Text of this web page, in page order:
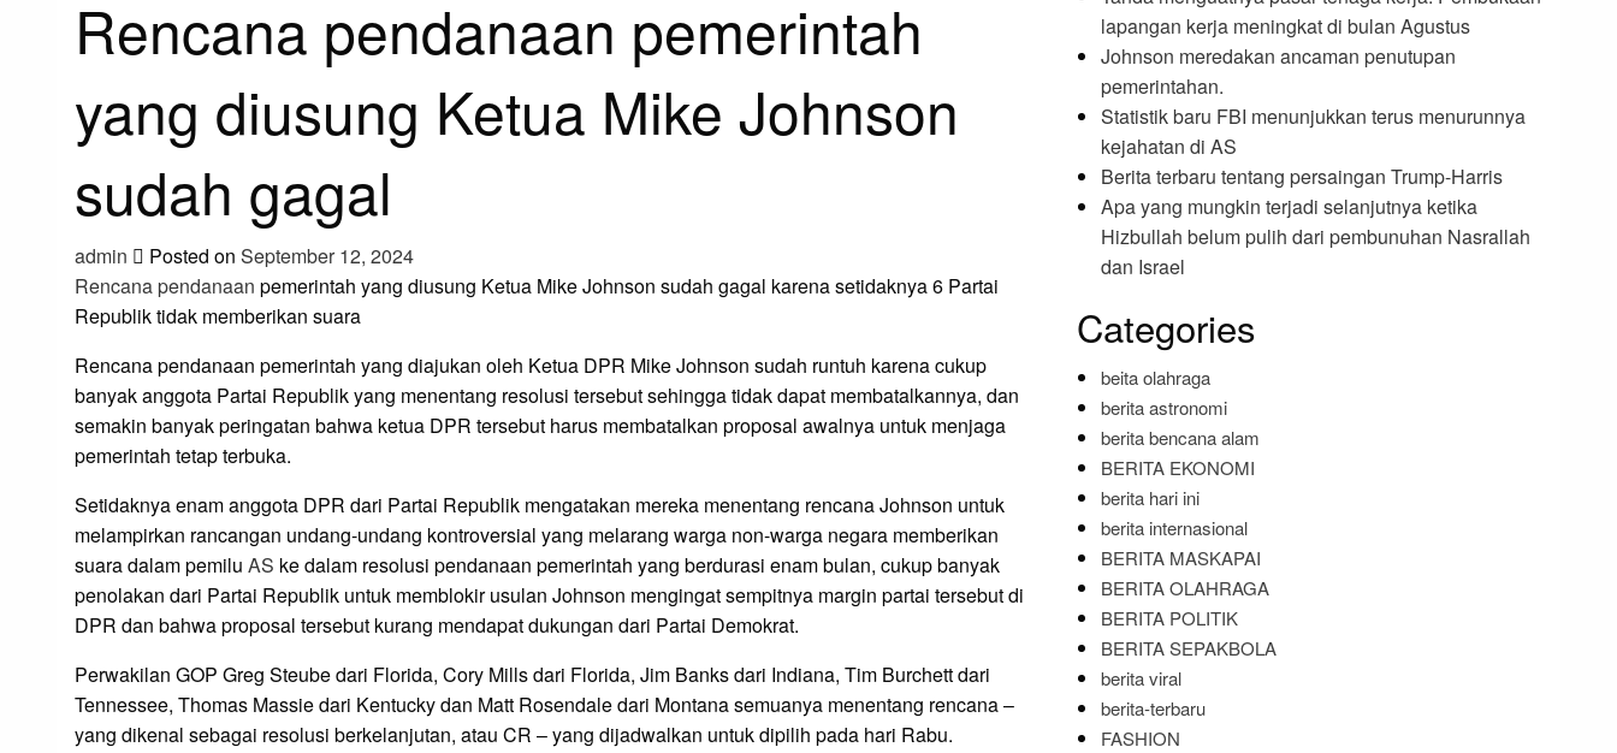
Rencana pendanaan pemerintah
yang diusung Ketua Mike Johnson
sudah gagal
admin Posted on September 12, 2024
Rencana pendanaan pemerintah yang diusung Ketua Mike Johnson sudah gagal karena setidaknya 6 Partai
Republik tidak memberikan suara
Rencana pendanaan pemerintah yang diajukan oleh Ketua DPR Mike Johnson sudah runtuh karena cukup
banyak anggota Partai Republik yang menentang resolusi tersebut sehingga tidak dapat membatalkannya, dan
semakin banyak peringatan bahwa ketua DPR tersebut harus membatalkan proposal awalnya untuk menjaga
pemerintah tetap terbuka.
Setidaknya enam anggota DPR dari Partai Republik mengatakan mereka menentang rencana Johnson untuk
melampirkan rancangan undang-undang kontroversial yang melarang warga non-warga negara memberikan
suara dalam pemilu AS ke dalam resolusi pendanaan pemerintah yang berdurasi enam bulan, cukup banyak
penolakan dari Partai Republik untuk memblokir usulan Johnson mengingat sempitnya margin partai tersebut di
DPR dan bahwa proposal tersebut kurang mendapat dukungan dari Partai Demokrat.
Perwakilan GOP Greg Steube dari Florida, Cory Mills dari Florida, Jim Banks dari Indiana, Tim Burchett dari
Tennessee, Thomas Massie dari Kentucky dan Matt Rosendale dari Montana semuanya menentang rencana –
yang dikenal sebagai resolusi berkelanjutan, atau CR – yang dijadwalkan untuk dipilih pada hari Rabu.
lapangan kerja meningkat di bulan Agustus
Johnson meredakan ancaman penutupan
pemerintahan.
Statistik baru FBI menunjukkan terus menurunnya
kejahatan di AS
Berita terbaru tentang persaingan Trump-Harris
Apa yang mungkin terjadi selanjutnya ketika
Hizbullah belum pulih dari pembunuhan Nasrallah
dan Israel
Categories
beita olahraga
berita astronomi
berita bencana alam
BERITA EKONOMI
berita hari ini
berita internasional
BERITA MASKAPAI
BERITA OLAHRAGA
BERITA POLITIK
BERITA SEPAKBOLA
berita viral
berita-terbaru
FASHION